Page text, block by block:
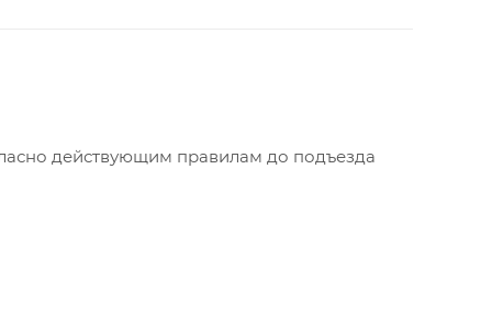
действующим правилам до подъезда